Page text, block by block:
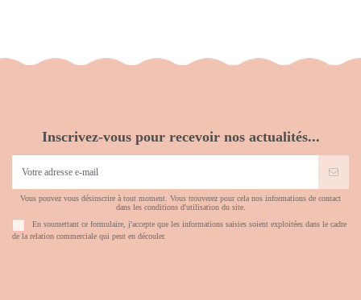
Inscrivez-vous pour recevoir nos actualités...
Vous pouvez vous désinscrire à tout moment. Vous trouverez pour cela nos informations de contact
dans les conditions d'utilisation du site.
En soumettant ce formulaire, j'accepte que les informations saisies soient exploitées dans le cadre
de la relation commerciale qui peut en découler.